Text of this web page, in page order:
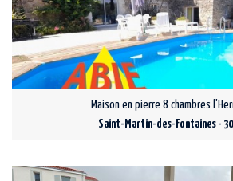
Maison en pierre 8 chambres
Saint-Martin-des-Fontaines -